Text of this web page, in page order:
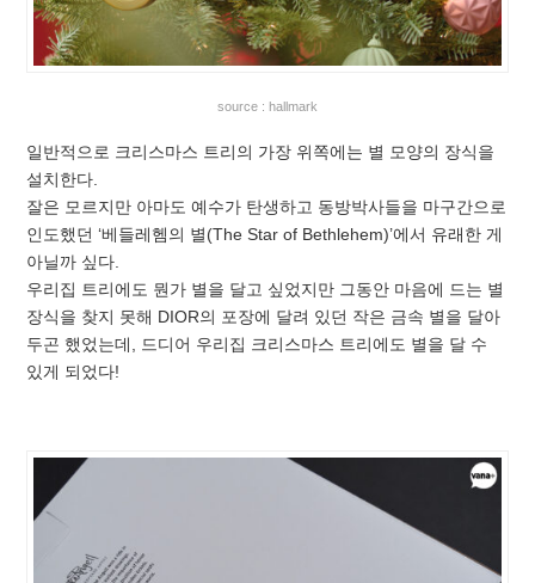
source : hallmark
일반적으로 크리스마스 트리의 가장 위쪽에는 별 모양의 장식을
설치한다.
잘은 모르지만 아마도 예수가 탄생하고 동방박사들을 마구간으로
인도했던 ‘베들레헴의 별(The Star of Bethlehem)’에서 유래한 게
아닐까 싶다.
우리집 트리에도 뭔가 별을 달고 싶었지만 그동안 마음에 드는 별
장식을 찾지 못해 DIOR의 포장에 달려 있던 작은 금속 별을 달아
두곤 했었는데, 드디어 우리집 크리스마스 트리에도 별을 달 수
있게 되었다!